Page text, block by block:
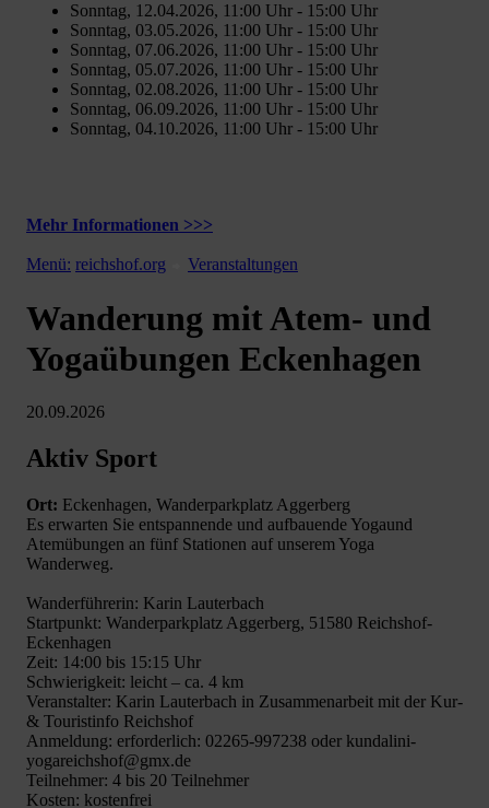
Sonntag, 12.04.2026, 11:00 Uhr - 15:00 Uhr
Sonntag, 03.05.2026, 11:00 Uhr - 15:00 Uhr
Sonntag, 07.06.2026, 11:00 Uhr - 15:00 Uhr
Sonntag, 05.07.2026, 11:00 Uhr - 15:00 Uhr
Sonntag, 02.08.2026, 11:00 Uhr - 15:00 Uhr
Sonntag, 06.09.2026, 11:00 Uhr - 15:00 Uhr
Sonntag, 04.10.2026, 11:00 Uhr - 15:00 Uhr
Mehr Informationen >>>
Menü: reichshof.org Veranstaltungen
Wanderung mit Atem- und
Yogaübungen Eckenhagen
20.09.2026
Aktiv Sport
Ort: Eckenhagen, Wanderparkplatz Aggerberg
Es erwarten Sie entspannende und aufbauende Yogaund
Atemübungen an fünf Stationen auf unserem Yoga
Wanderweg.
Wanderführerin: Karin Lauterbach
Startpunkt: Wanderparkplatz Aggerberg, 51580 Reichshof-
Eckenhagen
Zeit: 14:00 bis 15:15 Uhr
Schwierigkeit: leicht – ca. 4 km
Veranstalter: Karin Lauterbach in Zusammenarbeit mit der Kur-
& Touristinfo Reichshof
Anmeldung: erforderlich: 02265-997238 oder kundalini-
yogareichshof@gmx.de
Teilnehmer: 4 bis 20 Teilnehmer
Kosten: kostenfrei